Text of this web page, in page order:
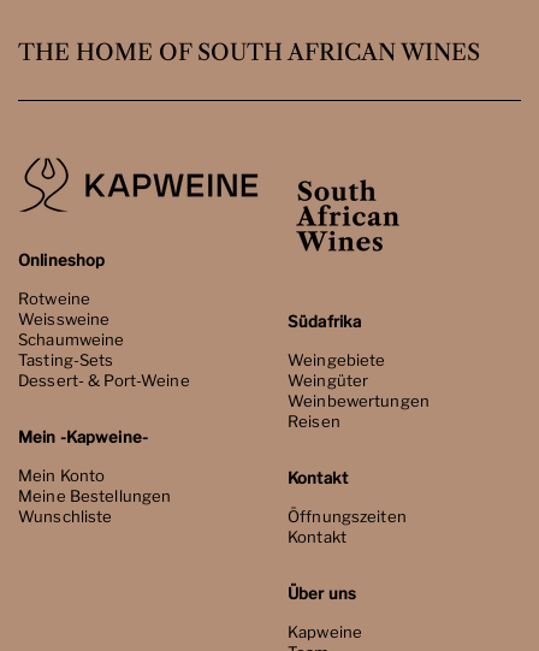
THE HOME OF SOUTH AFRICAN WINES
Onlineshop
Rotweine
Weissweine
Schaumweine
Tasting-Sets
Dessert- & Port-Weine
Mein -Kapweine-
Mein Konto
Meine Bestellungen
Wunschliste
Südafrika
Weingebiete
Weingüter
Weinbewertungen
Reisen
Kontakt
Öffnungszeiten
Kontakt
Über uns
Kapweine